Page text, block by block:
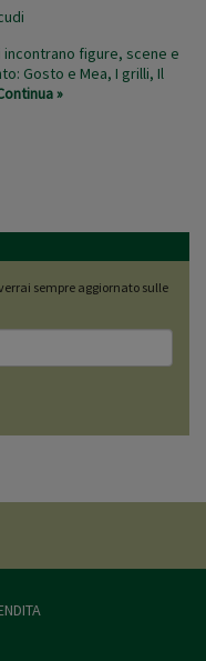
incontrano figure, scene e
Gosto e Mea, I grilli, Il
»
sempre aggiornato sulle